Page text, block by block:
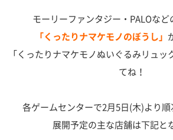
モーリーファンタジー・PALOなど
「くったりナマケモノのぼうし」
「くったりナマケモノぬいぐるみリュッ
てね！
各ゲームセンターで2月5日(木)より順
展開予定の主な店舗は下記と